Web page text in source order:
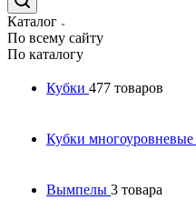
Каталог
По всему сайту
По каталогу
Кубки 477 товаров
Кубки многоуровневые
Вымпелы 3 товара